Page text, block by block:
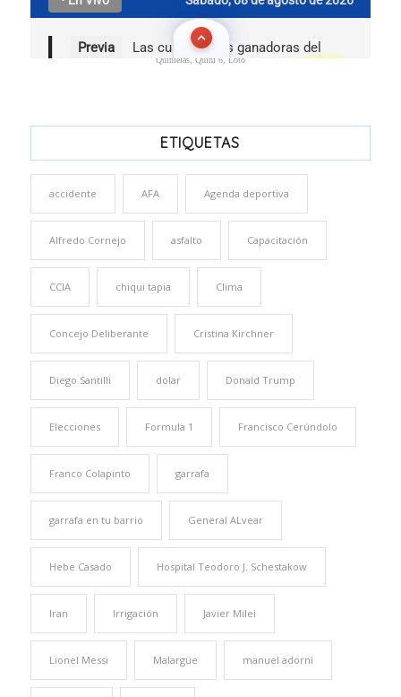
Quinielas, Quini 6, Loto
ETIQUETAS
accidente AFA Agenda deportiva
Alfredo Cornejo asfalto Capacitación
CCIA chiqui tapia Clima
Concejo Deliberante Cristina Kirchner
Diego Santilli dolar Donald Trump
Elecciones Formula 1 Francisco Cerúndolo
Franco Colapinto garrafa
garrafa en tu barrio General ALvear
Hebe Casado Hospital Teodoro J. Schestakow
Iran Irrigación Javier Milei
Lionel Messi Malargüe manuel adorni